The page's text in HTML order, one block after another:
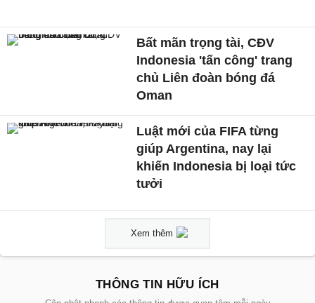
Bất mãn trọng tài, CĐV
Indonesia 'tấn công' trang
chủ Liên đoàn bóng đá
Oman
Luật mới của FIFA từng
giúp Argentina, nay lại
khiến Indonesia bị loại tức
tưởi
Xem thêm
THÔNG TIN HỮU ÍCH